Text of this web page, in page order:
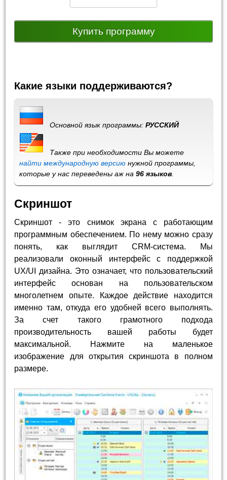
Купить программу
Какие языки поддерживаются?
Основной язык программы:РУССКИЙ
Также при необходимости Вы можете
найти международную версию нужной программы,
которые у нас переведены аж на96 языков
Скриншот
Скриншот - это снимок экрана с работающим
программным обеспечением. По нему можно сразу
понять, как выглядит CRM-система. Мы
реализовали оконный интерфейс с поддержкой
UX/UI дизайна. Это означает, что пользовательский
интерфейс основан на пользовательском
многолетнем опыте. Каждое действие находится
именно там, откуда его удобней всего выполнять.
За счет такого грамотного подхода
производительность вашей работы будет
максимальной. Нажмите на маленькое
изображение для открытия скриншота в полном
размере.